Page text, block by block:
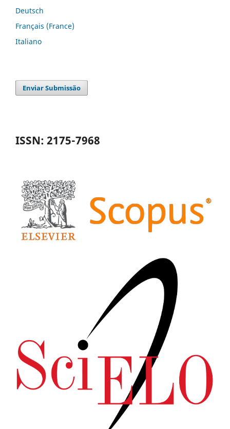
Deutsch
Français (France)
Italiano
Enviar Submissão
ISSN: 2175-7968